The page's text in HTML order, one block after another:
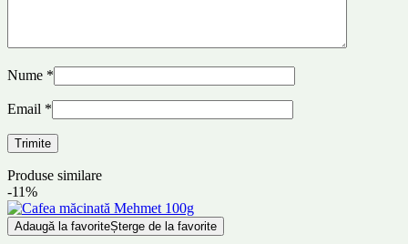
Nume *
Email *
Produse similare
-11%
Adaugă la favoriteȘterge de la favorite